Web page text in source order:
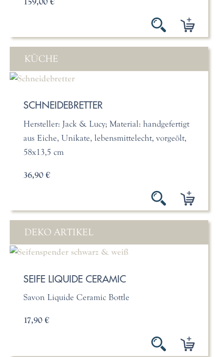
KÜCHE
SCHNEIDEBRETTER
Hersteller: Jack & Lucy; Material: handgefertigt
aus Eiche, Unikate, lebensmittelecht, vorgeölt,
58x13,5 cm
36,90 €
DEKO ARTIKEL
SEIFE LIQUIDE CERAMIC
Savon Liquide Ceramic Bottle
17,90 €